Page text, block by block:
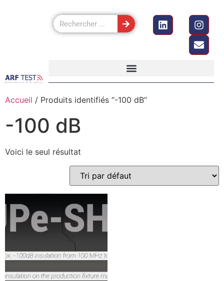
Accueil / Produits identifiés “-100 dB”
-100 dB
Voici le seul résultat